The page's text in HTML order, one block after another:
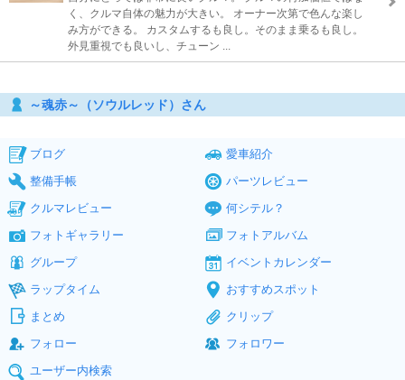
く、クルマ自体の魅力が大きい。 オーナー次第で色んな楽し
み方ができる。 カスタムするも良し。そのまま乗るも良し。
外見重視でも良いし、チューン ...
～魂赤～（ソウルレッド）さん
ブログ
愛車紹介
整備手帳
パーツレビュー
クルマレビュー
何シテル？
フォトギャラリー
フォトアルバム
グループ
イベントカレンダー
ラップタイム
おすすめスポット
まとめ
クリップ
フォロー
フォロワー
ユーザー内検索